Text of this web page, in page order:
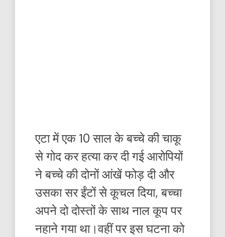
एटा में एक 10 साल के बच्चे की चाकू
से गोद कर हत्या कर दी गई आरोपियों
ने बच्चे की दोनों आंखें फोड़ दी और
उसका सर ईंटों से कूचल दिया, बच्चा
अपने दो दोस्तों के साथ नाल कूप पर
नहाने गया था।वहीं पर इस घटना को